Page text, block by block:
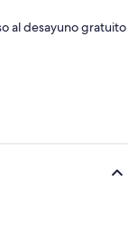
al desayuno gratuito